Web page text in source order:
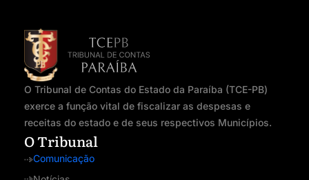
O Tribunal de Contas do Estado da Paraíba (TCE-PB)
exerce a função vital de fiscalizar as despesas e
receitas do estado e de seus respectivos Municípios.
O Tribunal
Comunicação